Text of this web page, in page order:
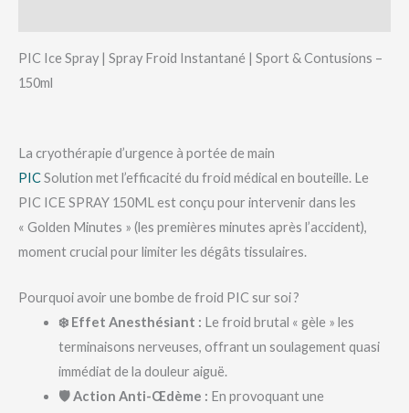
PIC Ice Spray | Spray Froid Instantané | Sport & Contusions –
150ml
La cryothérapie d’urgence à portée de main
PICSolution met l’efficacité du froid médical en bouteille. Le
PIC ICE SPRAY 150ML est conçu pour intervenir dans les
« Golden Minutes » (les premières minutes après l’accident),
moment crucial pour limiter les dégâts tissulaires.
Pourquoi avoir une bombe de froid PIC sur soi ?
❄️ Effet Anesthésiant : Le froid brutal « gèle » les
terminaisons nerveuses, offrant un soulagement quasi
immédiat de la douleur aiguë.
🛡️ Action Anti-Œdème : En provoquant une